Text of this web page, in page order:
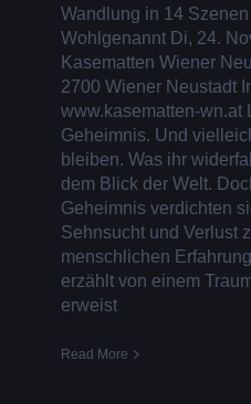
Wandlung in 14
Wohlgenannt Di, 24.
Kasematten Wiener
2700 Wiener Neustadt
www.kasematten-wn.at
Geheimnis. Und
bleiben. Was ihr
dem Blick der Welt.
Geheimnis verdichten
Sehnsucht und Verlust
menschlichen
erzählt von einem
erweist
Read More